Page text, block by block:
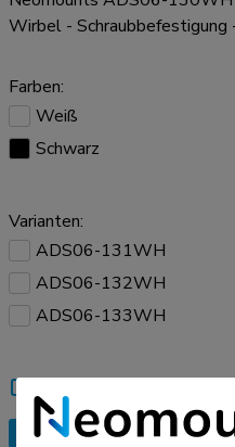
Wirbel - Schraubbefestigung
Farben:
Weiß
Schwarz
Varianten:
ADS06-131WH
ADS06-132WH
ADS06-133WH